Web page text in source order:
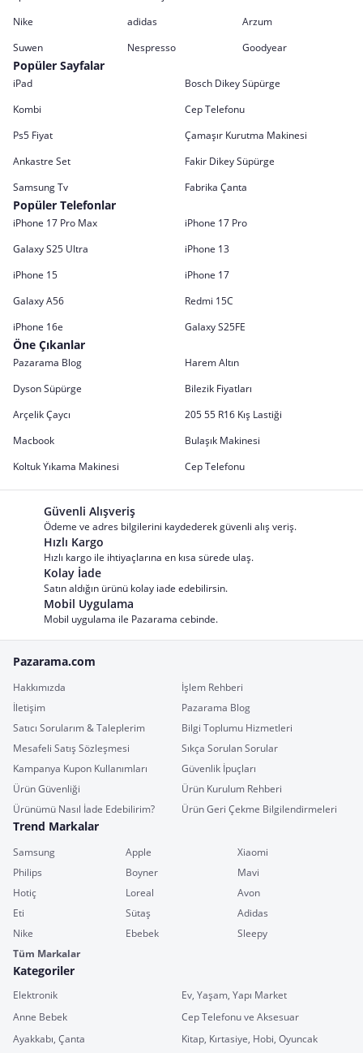
Nike
adidas
Arzum
Suwen
Nespresso Goodyear
Popüler Sayfalar
iPad
Bosch Dikey Süpürge
Kombi
Cep Telefonu
Ps5 Fiyat
Çamaşır Kurutma Makinesi
Ankastre Set
Fakir Dikey Süpürge
Samsung Tv
Fabrika Çanta
Popüler Telefonlar
iPhone 17 Pro Max
iPhone 17 Pro
Galaxy S25 Ultra
iPhone 13
iPhone 15
iPhone 17
Galaxy A56
Redmi 15C
iPhone 16e
Galaxy S25FE
Öne Çıkanlar
Pazarama Blog
Harem Altın
Dyson Süpürge
Bilezik Fiyatları
Arçelik Çaycı
205 55 R16 Kış Lastiği
Macbook
Bulaşık Makinesi
Koltuk Yıkama Makinesi
Cep Telefonu
Güvenli Alışveriş
Ödeme ve adres bilgilerini kaydederek güvenli alış veriş.
Hızlı Kargo
Hızlı kargo ile ihtiyaçlarına en kısa sürede ulaş.
Kolay İade
Satın aldığın ürünü kolay iade edebilirsin.
Mobil Uygulama
Mobil uygulama ile Pazarama cebinde.
Pazarama.com
Hakkımızda
İşlem Rehberi
İletişim
Pazarama Blog
Satıcı Sorularım & Taleplerim
Bilgi Toplumu Hizmetleri
Mesafeli Satış Sözleşmesi
Sıkça Sorulan Sorular
Kampanya Kupon Kullanımları
Güvenlik İpuçları
Ürün Güvenliği
Ürün Kurulum Rehberi
Ürünümü Nasıl İade Edebilirim?
Ürün Geri Çekme Bilgilendirmeleri
Trend Markalar
Samsung Apple
Xiaomi
Philips
Boyner
Mavi
Hotiç
Loreal
Avon
Eti
Sütaş
Adidas
Nike
Ebebek
Sleepy
Tüm Markalar
Kategoriler
Elektronik
Ev, Yaşam, Yapı Market
Anne Bebek
Cep Telefonu ve Aksesuar
Ayakkabı, Çanta
Kitap, Kırtasiye, Hobi, Oyuncak